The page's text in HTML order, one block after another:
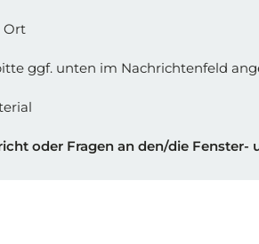
Ort
ggf. unten im Nachrichtenfeld
oder Fragen an den/die Fenster-